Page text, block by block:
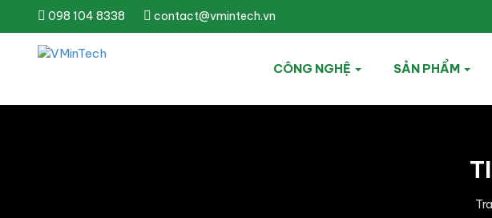
098 104 8338 contact@vmintech.vn
CÔNG NGHỆ SẢN PHẨM